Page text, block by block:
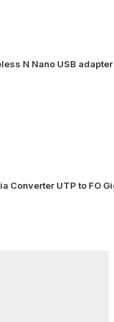
N Nano USB adapter
Converter UTP to FO